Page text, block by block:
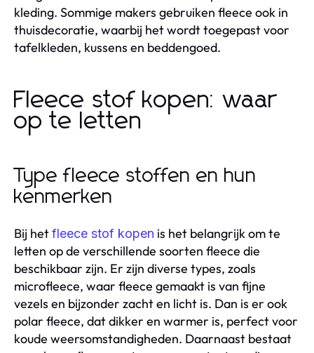
kleding. Sommige makers gebruiken fleece ook in
thuisdecoratie, waarbij het wordt toegepast voor
tafelkleden, kussens en beddengoed.
Fleece stof kopen: waar
op te letten
Type fleece stoffen en hun
kenmerken
Bij hetfleece stof kopen is het belangrijk om te
letten op de verschillende soorten fleece die
beschikbaar zijn. Er zijn diverse types, zoals
microfleece, waar fleece gemaakt is van fijne
vezels en bijzonder zacht en licht is. Dan is er ook
polar fleece, dat dikker en warmer is, perfect voor
koude weersomstandigheden. Daarnaast bestaat